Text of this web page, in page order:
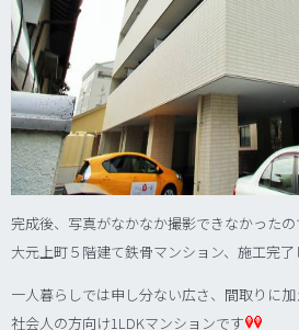
完成後、写真がなかなか撮影できなかったの
大元上町５階建て鉄骨マンション、施工完了
一人暮らしでは申し分ない広さ、間取りに加
社会人の方向け1LDKマンションです